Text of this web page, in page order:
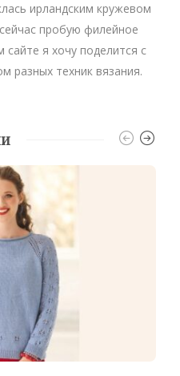
ирландским кружевом
пробую филейное
я хочу поделится с
разных техник вязания.